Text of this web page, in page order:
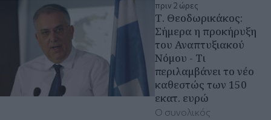
πριν 2 ώρες
Τ. Θεοδωρικάκος:
Σήμερα η προκήρυξη
του Αναπτυξιακού
Νόμου - Τι
περιλαμβάνει το νέο
καθεστώς των 150
εκατ. ευρώ
Ο συνολικός